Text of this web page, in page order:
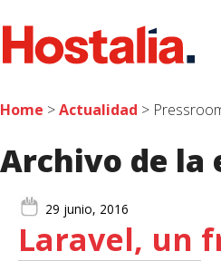
Home >Actualidad >
Archivo de la
29 junio, 2016
Laravel, un